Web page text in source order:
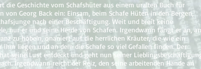
die Geschichte vom Schafshüter aus einem uralten Buch für
von Georg Back ein: Einsam, beim Schafe Hüten in den Bergen,
nach einer Beschäftigung. Weit und breit keine
nur er und seine Herde von Schafen. Irgendwann fängt er an, an
zu hobeln, onaniert auf die herrlichen Kräuter, die wie ein
ihm liegen und an dem die Schafe so viel Gefallen finden. Der
seine Lust entdeckt und geht nun seiner
Irgendwann reicht der Reiz, den seine arbeitenden Hände an